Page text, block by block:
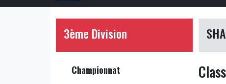
3ème Division
Championnat